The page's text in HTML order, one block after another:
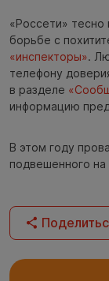
«Россети»
борьбе с
«инспекторы».
телефону
в разделе
информацию
В этом году
подвешенного